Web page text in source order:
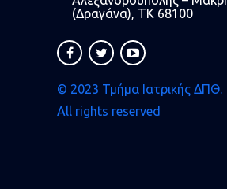
(Δραγάνα), ΤΚ 68100
© 2023 Τμήμα Ιατρικής ΔΠΘ.
All rights reserved